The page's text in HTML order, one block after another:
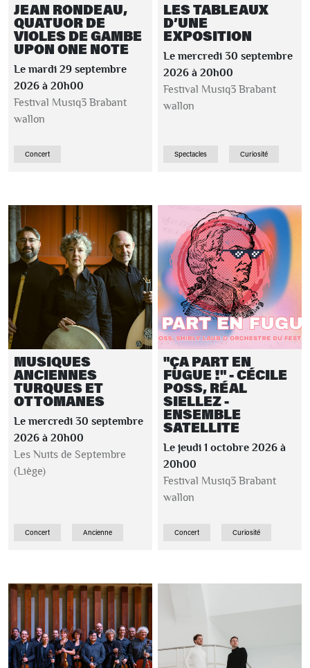
JEAN RONDEAU,
QUATUOR DE
VIOLES DE GAMBE
UPON ONE NOTE
Le mardi 29 septembre
2026 à 20h00
Festival Musiq3 Brabant
wallon
Concert
LES TABLEAUX
D’UNE
EXPOSITION
Le mercredi 30 septembre
2026 à 20h00
Festival Musiq3 Brabant
wallon
Spectacles Curiosité
MUSIQUES
ANCIENNES
TURQUES ET
OTTOMANES
Le mercredi 30 septembre
2026 à 20h00
Les Nuits de Septembre
(Liège)
Concert Ancienne
"ÇA PART EN
FUGUE !" - CÉCILE
POSS, RÉAL
SIELLEZ -
ENSEMBLE
SATELLITE
Le jeudi 1 octobre 2026 à
20h00
Festival Musiq3 Brabant
wallon
Concert Curiosité